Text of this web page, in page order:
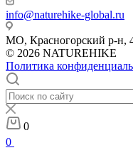
info@naturehike-global.ru
МО, Красногорский р-н,
© 2026 NATUREHIKE
Политика
0
0